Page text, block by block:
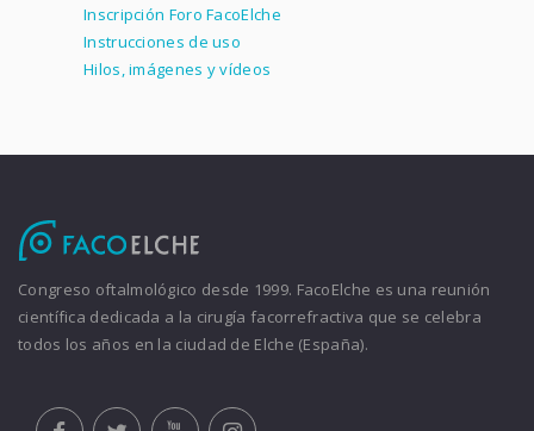
Inscripción Foro FacoElche
Instrucciones de uso
Hilos, imágenes y vídeos
Congreso oftalmológico desde 1999. FacoElche es una reunión
científica dedicada a la cirugía facorrefractiva que se celebra
todos los años en la ciudad de Elche (España).